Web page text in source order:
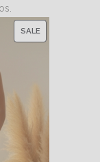
SALEPRODUCT